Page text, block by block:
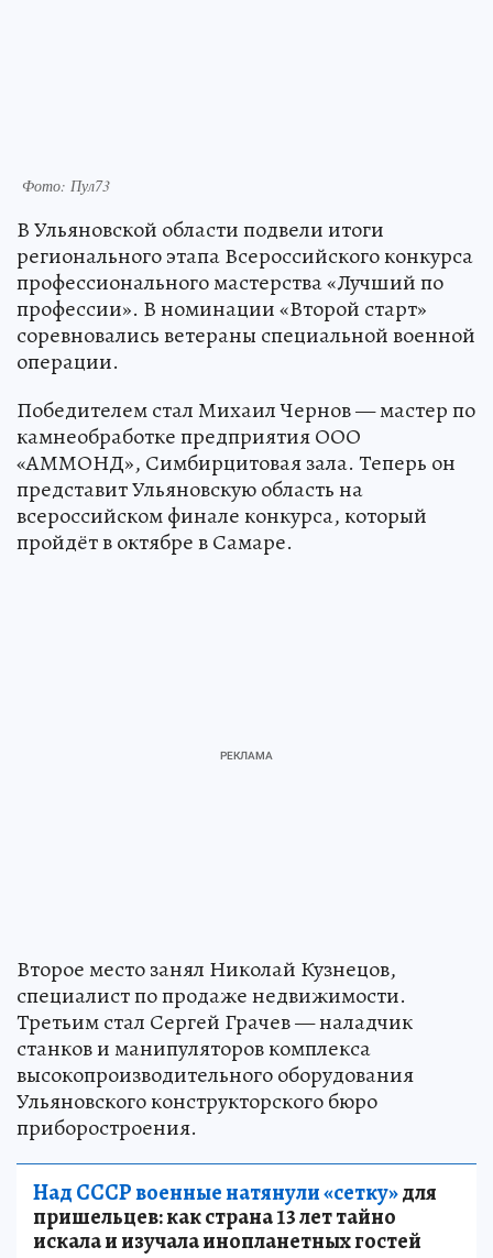
Фото: Пул73
В Ульяновской области подвели итоги
регионального этапа Всероссийского конкурса
профессионального мастерства «Лучший по
профессии». В номинации «Второй старт»
соревновались ветераны специальной военной
операции.
Победителем стал Михаил Чернов — мастер по
камнеобработке предприятия ООО
«АММОНД», Симбирцитовая зала. Теперь он
представит Ульяновскую область на
всероссийском финале конкурса, который
пройдёт в октябре в Самаре.
Второе место занял Николай Кузнецов,
специалист по продаже недвижимости.
Третьим стал Сергей Грачев — наладчик
станков и манипуляторов комплекса
высокопроизводительного оборудования
Ульяновского конструкторского бюро
приборостроения.
Над СССР военные натянули «сетку»для
пришельцев: как страна 13 лет тайно
искала и изучала инопланетных гостей